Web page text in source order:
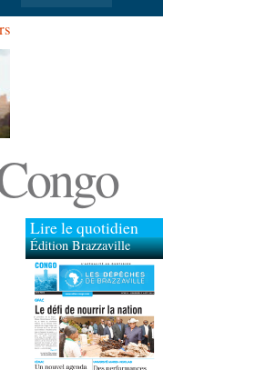
Lire le quotidien
Édition Brazzaville
Édition Kinshasa